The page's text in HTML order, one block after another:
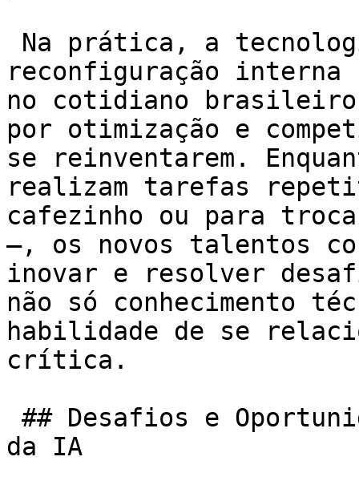
reconfiguração interna
no cotidiano
por otimização e
se reinventarem.
realizam tarefas
cafezinho ou para
–, os novos talentos
inovar e resolver
não só conhecimento
habilidade de se
crítica.
da IA